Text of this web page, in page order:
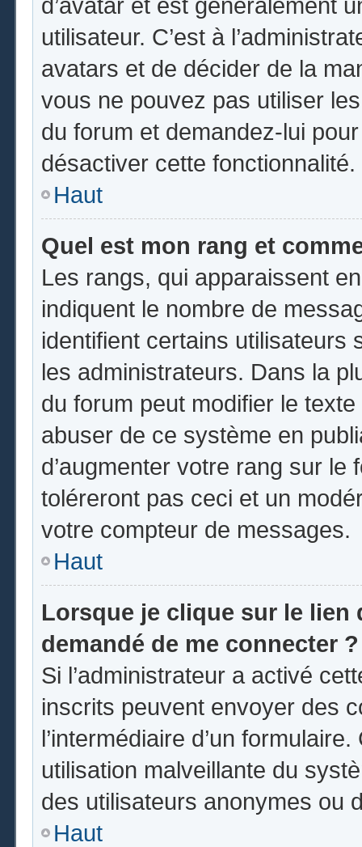
utilisateur. C’est à
avatars et de décider de la
vous ne pouvez pas utiliser
du forum et demandez-lui
désactiver cette fonctionnalité.
Haut
Quel est mon rang et
Les rangs, qui apparaissent
indiquent le nombre de
identifient certains utilisateurs
les administrateurs. Dans la
du forum peut modifier le
abuser de ce système en
d’augmenter votre rang sur
toléreront pas ceci et un
votre compteur de messages.
Haut
Lorsque je clique sur le lien
demandé de me connecter ?
Si l’administrateur a activé
inscrits peuvent envoyer des
l’intermédiaire d’un
utilisation malveillante du
des utilisateurs anonymes ou
Haut